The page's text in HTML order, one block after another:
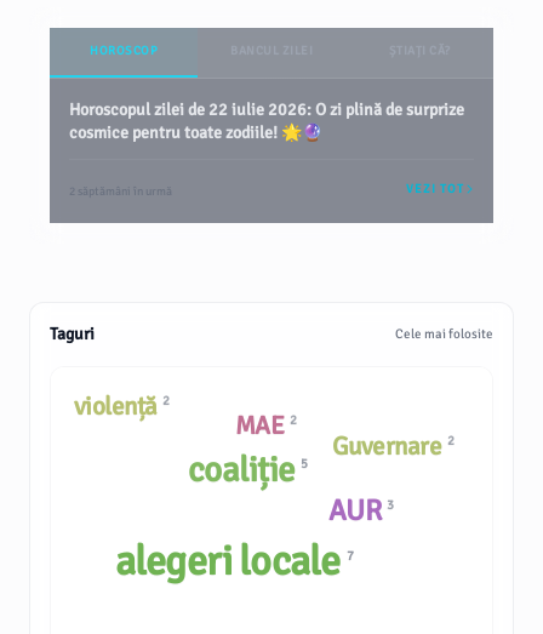
HOROSCOP
Horoscopul zilei de 22 iulie 2026: O zi plină de surprize
cosmice pentru toate zodiile! 🌟🔮
2 săptămâni în urmă VEZI TOT
Taguri Cele mai folosite
Guvernare 2
violență 2
alegeri locale7
MAE 2
coaliție 5
AUR 3